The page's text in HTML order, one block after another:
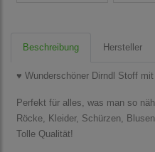
Beschreibung Hersteller
♥ Wunderschöner Dirndl Stoff
Perfekt für alles, was man so
Röcke, Kleider, Schürzen,
Tolle Qualität!